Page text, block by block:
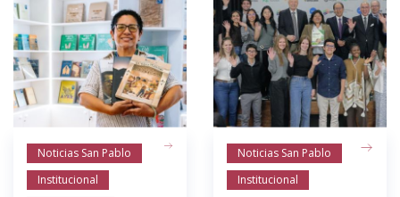
Noticias San Pablo
Institucional
Noticias San Pablo
Institucional